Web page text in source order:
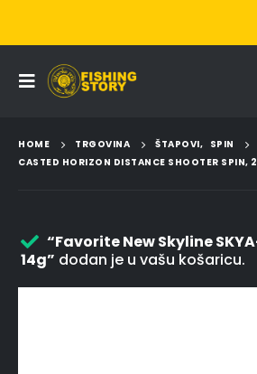
HOME TRGOVINA ŠTAPOVI, SPIN
CASTED HORIZON DISTANCE SHOOTER
“Favorite New Skyline
14g” dodan je u vašu košaricu.